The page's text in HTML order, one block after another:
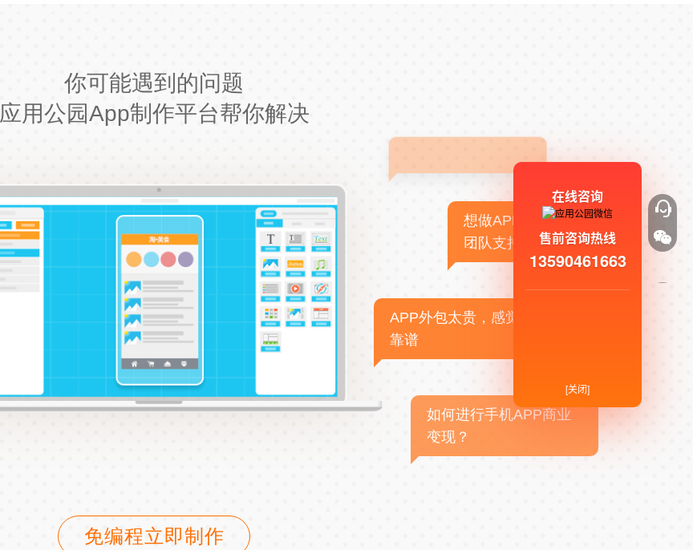
你可能遇到的问题
应用公园App制作平台帮你解决
想做APP，但没有技术
团队支持
APP外包太贵，感觉不
靠谱
如何进行手机APP商业
变现？
免编程立即制作
在线咨询
售前咨询热线
13590461663
[关闭]